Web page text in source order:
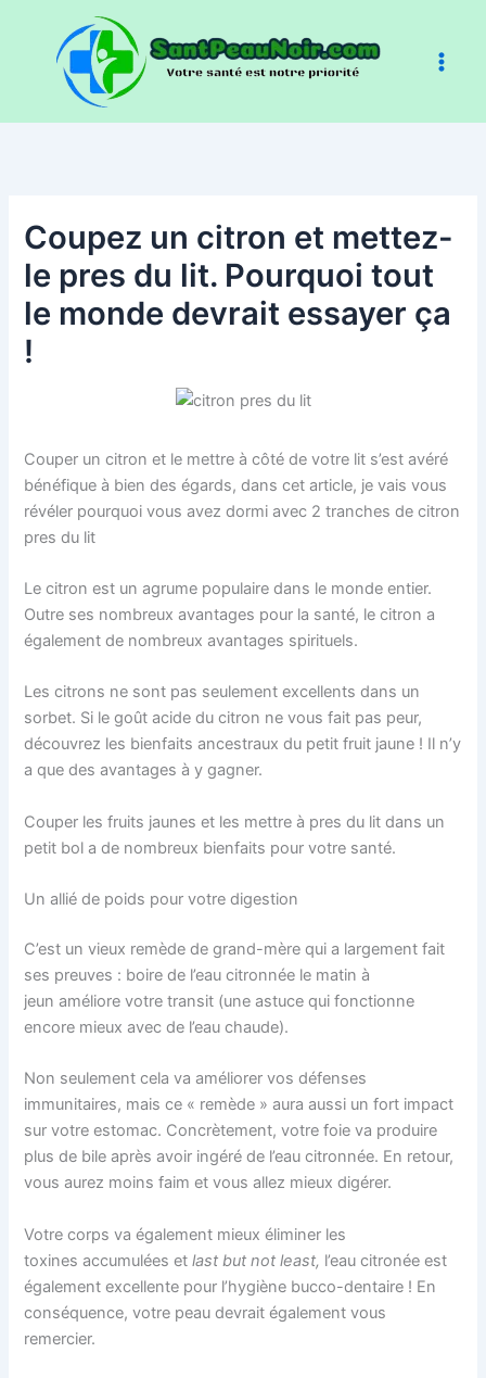
contenu
Coupez un citron et mettez-
le pres du lit. Pourquoi tout
le monde devrait essayer ça
!
Couper un citron et le mettre à côté de votre lit s’est avéré
bénéfique à bien des égards, dans cet article, je vais vous
révéler pourquoi vous avez dormi avec 2 tranches de citron
pres du lit
Le citron est un agrume populaire dans le monde entier.
Outre ses nombreux avantages pour la santé, le citron a
également de nombreux avantages spirituels.
Les citrons ne sont pas seulement excellents dans un
sorbet. Si le goût acide du citron ne vous fait pas peur,
découvrez les bienfaits ancestraux du petit fruit jaune ! Il n’y
a que des avantages à y gagner.
Couper les fruits jaunes et les mettre à pres du lit dans un
petit bol a de nombreux bienfaits pour votre santé.
Un allié de poids pour votre digestion
C’est un vieux remède de grand-mère qui a largement fait
ses preuves : boire de l’eau citronnée le matin à
jeun améliore votre transit (une astuce qui fonctionne
encore mieux avec de l’eau chaude).
Non seulement cela va améliorer vos défenses
immunitaires, mais ce « remède » aura aussi un fort impact
sur votre estomac. Concrètement, votre foie va produire
plus de bile après avoir ingéré de l’eau citronnée. En retour,
vous aurez moins faim et vous allez mieux digérer.
Votre corps va également mieux éliminer les
toxines accumulées etlast but not least, l’eau citronée est
également excellente pour l’hygiène bucco-dentaire ! En
conséquence, votre peau devrait également vous
remercier.